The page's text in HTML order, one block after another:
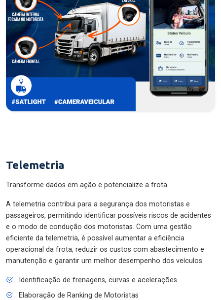
Telemetria
Transforme dados em ação e potencialize a frota.
A telemetria contribui para a segurança dos motoristas e
passageiros, permitindo identificar possíveis riscos de acidentes
e o modo de condução dos motoristas. Com uma gestão
eficiente da telemetria, é possível aumentar a eficiência
operacional da frota, reduzir os custos com abastecimento e
manutenção e garantir um melhor desempenho dos veículos.
Identificação de frenagens, curvas e acelerações
Elaboração de Ranking de Motoristas